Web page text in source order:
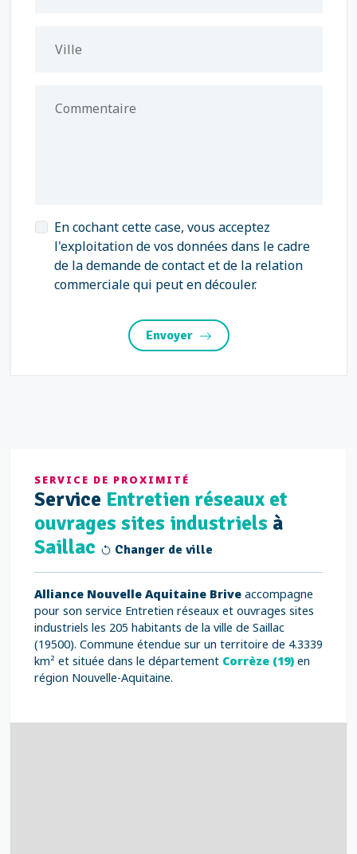
Ville
Commentaire
En cochant cette case, vous acceptez
l'exploitation de vos données dans le cadre
de la demande de contact et de la relation
commerciale qui peut en découler.
Envoyer
SERVICE DE PROXIMITÉ
Service Entretien réseaux et
ouvrages sites industriels à
Saillac
Changer de ville
Alliance Nouvelle Aquitaine Brive accompagne
pour son service Entretien réseaux et ouvrages sites
industriels les 205 habitants de la ville de Saillac
(19500). Commune étendue sur un territoire de 4.3339
km² et située dans le département Corrèze (19) en
région Nouvelle-Aquitaine.